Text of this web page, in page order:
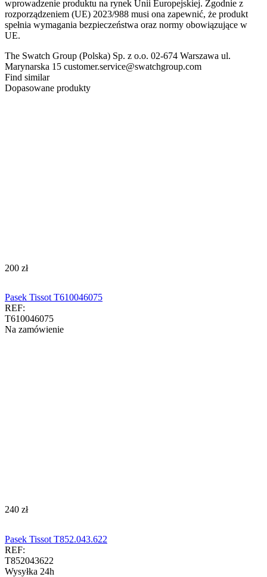
wprowadzenie produktu na rynek Unii Europejskiej. Zgodnie z
rozporządzeniem (UE) 2023/988 musi ona zapewnić, że produkt
spełnia wymagania bezpieczeństwa oraz normy obowiązujące w
UE.
The Swatch Group (Polska) Sp. z o.o. 02-674 Warszawa ul.
Marynarska 15 customer.service@swatchgroup.com
Find similar
Dopasowane produkty
‍200‍ zł
Pasek Tissot T610046075
REF:
T610046075
Na zamówienie
‍240‍ zł
Pasek Tissot T852.043.622
REF:
T852043622
Wysyłka 24h